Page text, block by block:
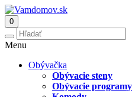
0
Menu
Obývačka
Obývacie steny
Obývacie programy